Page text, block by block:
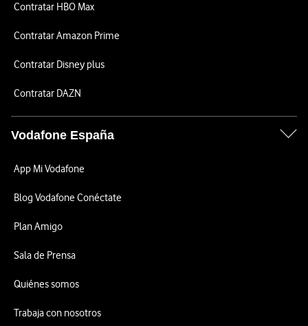
Contratar HBO Max
Contratar Amazon Prime
Contratar Disney plus
Contratar DAZN
Vodafone España
App Mi Vodafone
Blog Vodafone Conéctate
Plan Amigo
Sala de Prensa
Quiénes somos
Trabaja con nosotros